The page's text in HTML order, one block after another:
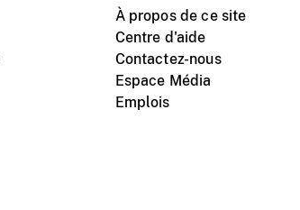
À propos de ce site
Centre d'aide
Contactez-nous
Espace Média
Emplois